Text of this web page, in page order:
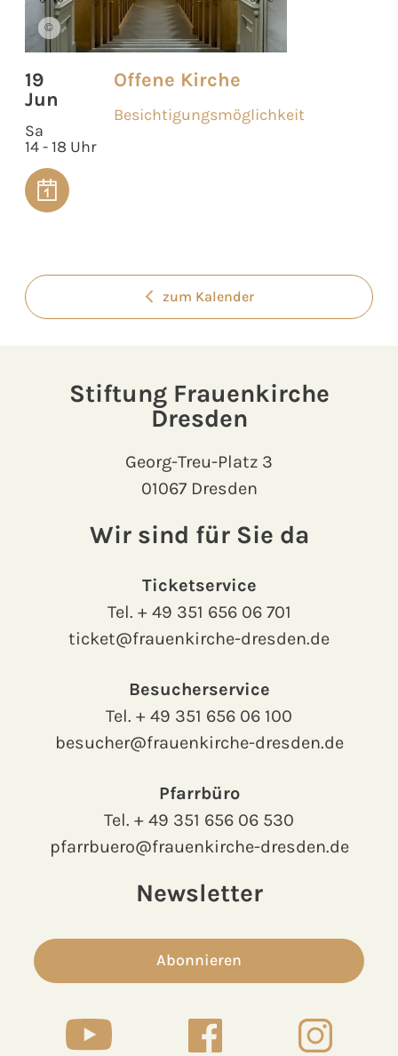
©
19
Jun
Sa
14 - 18 Uhr
Offene Kirche
Besichtigungsmöglichkeit
zum Kalender
Stiftung Frauenkirche
Dresden
Georg-Treu-Platz 3
01067 Dresden
Wir sind für Sie da
Ticketservice
Tel. + 49 351 656 06 701
ticket@frauenkirche-dresden.de
Besucherservice
Tel. + 49 351 656 06 100
besucher@frauenkirche-dresden.de
Pfarrbüro
Tel. + 49 351 656 06 530
pfarrbuero@frauenkirche-dresden.de
Newsletter
Abonnieren